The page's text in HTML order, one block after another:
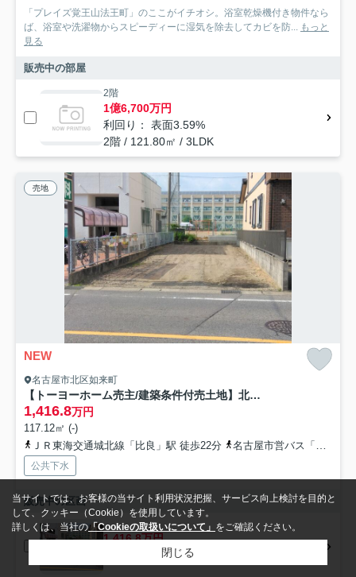
「プレイズ覚王山法王町」のここがイチオシ。浴室乾燥機付き物件なら
ば、浴室や洗濯物からスピーディーに湿気を除去してカビを防...
もっと
見る
販売中の部屋
2階
1億6,700万円
利回り： 表面3.59%
2階 / 121.80㎡ / 3LDK
売地
NEW
名古屋市北区如来町
【トーヨーホーム売主/建築条件付売土地】北区如来町
1,416.8万円
117.12㎡ (-)
ＪＲ東海交通城北線「比良」駅 徒歩22分
名古屋市営バス「如意一丁目」バス停下車 徒歩3分
公共下水
販売中の区画
1,416.8万円
- / 117.12㎡ / -
当サイトでは、お客様の当サイト利用状況把握、サービス向上検討を目的と
して、クッキー（Cookie）を使用しています。
詳しくは、当社の「Cookieの取扱いについて」 をご確認ください。
閉じる